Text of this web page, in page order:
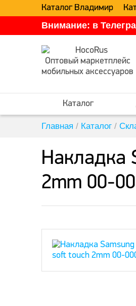
Каталог Владимир
Внимание: в
Оптовый маркетплейс
мобильных аксессуаров
Каталог
Главная / Каталог /
Накладка
2mm 00-